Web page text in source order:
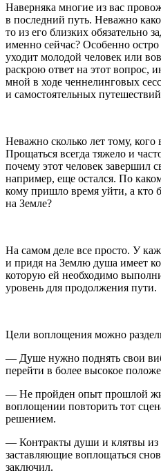
Наверняка многие из вас
в последний путь. Неважно
то из его близких обязательно
именно сейчас? Особенно остро
уходит молодой человек или
раскрою ответ на этот
мной в ходе ченнелинговых
и самостоятельных
Неважно сколько лет тому,
Прощаться всегда тяжело и
почему этот человек завершил
например, еще остался. По
кому пришло время уйти, а кто
на Земле?
На самом деле все просто. У
и придя на Землю душа имеет
которую ей необходимо
уровень для продолжения пути.
Цели воплощения можно
— Душе нужно поднять свои
перейти в более высокое
— Не пройден опыт прошлой
воплощении повторить тот
решением.
— Контракты души и клятвы
заставляющие воплощаться
заключил.